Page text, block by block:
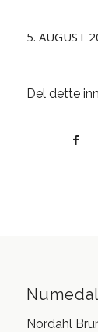
5. AUGUST
Del dette
Nordahl